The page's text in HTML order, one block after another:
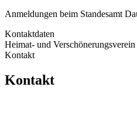
Anmeldungen beim Standesamt
Kontaktdaten
Heimat- und
Kontakt
Kontakt